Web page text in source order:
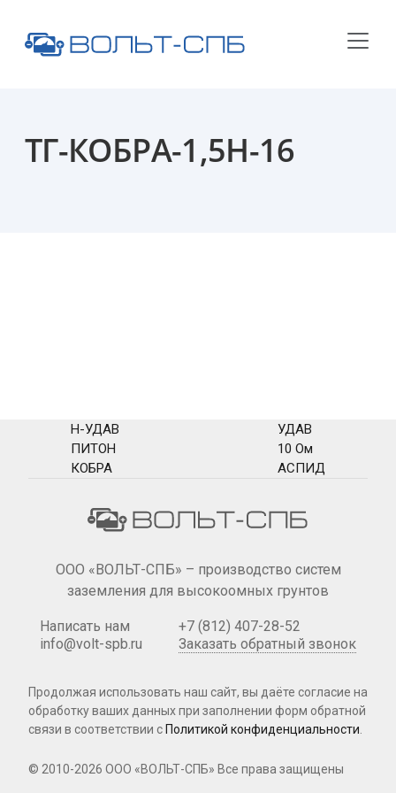
ТГ-КОБРА-1,5Н-16
Н-УДАВ
ПИТОН
КОБРА
УДАВ
10 Ом
АСПИД
ООО «ВОЛЬТ-СПБ» – производство систем
заземления для высокоомных грунтов
Написать нам
info@volt-spb.ru
+7 (812) 407-28-52
Заказать обратный звонок
Продолжая использовать наш сайт, вы даёте согласие на
обработку ваших данных при заполнении форм обратной
связи в соответствии с Политикой конфиденциальности
© 2010-2026 ООО «ВОЛЬТ-СПБ» Все права защищены